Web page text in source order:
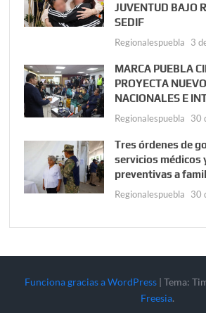
JUVENTUD BAJO
SEDIF
Regionalespuebla 3
MARCA PUEBLA
PROYECTA
NACIONALES E
Regionalespuebla 30
Tres órdenes de
servicios médicos
preventivas a
Regionalespuebla 30
Funciona gracias a WordPress | Tema:
Freesia.